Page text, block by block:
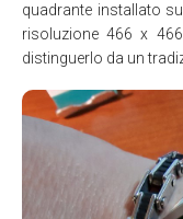
quadrante installato
risoluzione 466 x
distinguerlo da un